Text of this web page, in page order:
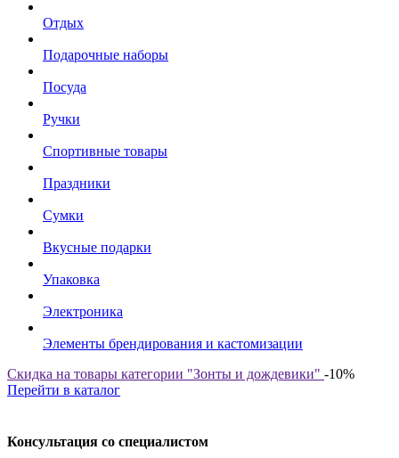
Отдых
Подарочные наборы
Посуда
Ручки
Спортивные товары
Праздники
Сумки
Вкусные подарки
Упаковка
Электроника
Элементы брендирования и кастомизации
Скидка на товары категории "Зонты и дождевики" -10%
Перейти в каталог
Консультация со специалистом